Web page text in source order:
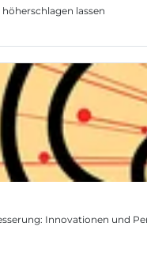
lassen
Innovationen und